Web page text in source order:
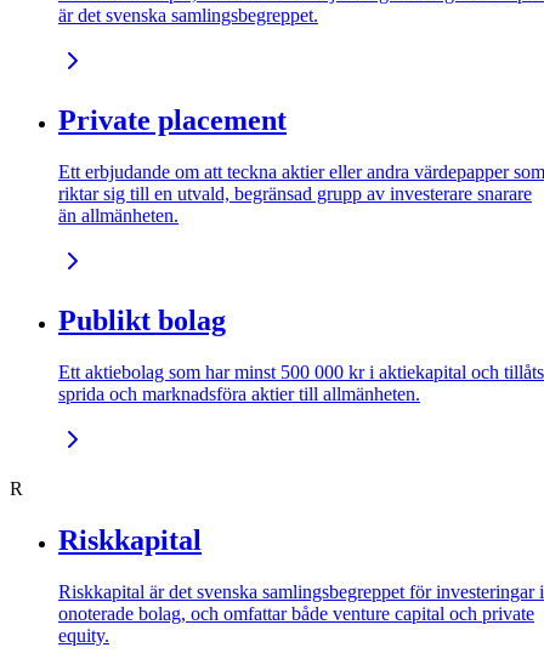
är det svenska samlingsbegreppet.
Private placement
Ett erbjudande om att teckna aktier eller andra värdepapper som
riktar sig till en utvald, begränsad grupp av investerare snarare
än allmänheten.
Publikt bolag
Ett aktiebolag som har minst 500 000 kr i aktiekapital och tillåts
sprida och marknadsföra aktier till allmänheten.
R
Riskkapital
Riskkapital är det svenska samlingsbegreppet för investeringar i
onoterade bolag, och omfattar både venture capital och private
equity.